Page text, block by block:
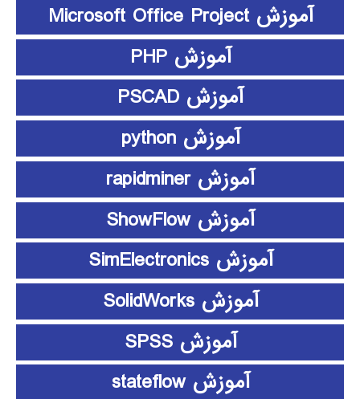
آموزش Microsoft Office Project
آموزش PHP
آموزش PSCAD
آموزش python
آموزش rapidminer
آموزش ShowFlow
آموزش SimElectronics
آموزش SolidWorks
آموزش SPSS
آموزش stateflow